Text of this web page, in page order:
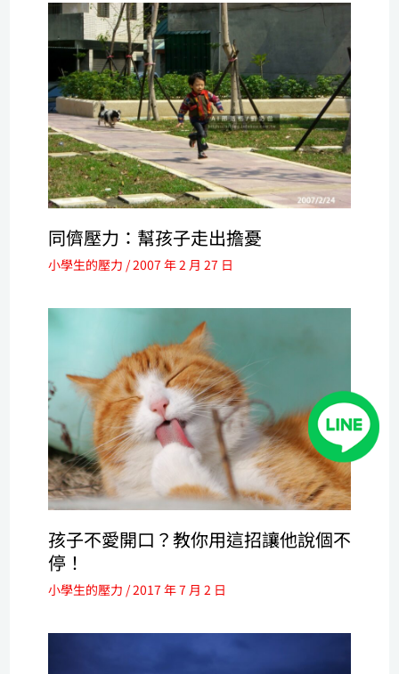
同儕壓力：幫孩子走出擔憂
小學生的壓力 /2007 年 2 月 27 日
孩子不愛開口？教你用這招讓他說個不
停！
小學生的壓力 /2017 年 7 月 2 日